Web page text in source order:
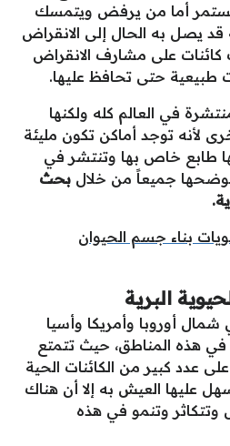
أما من يرفض ويتمسك
قد يصل به الحال إلى الانقراض
كائنات على مشارف الانقراض
حتى تحافظ عليها.
في العالم كله ولكنها
لأنه توجد أماكن تكون مليئة
طابع خاص بها وتنتشر في
جميعاً من خلال بحث
بناء جسم الحيوان
البرية
شمال أوروبا وأمريكا وأسيا
هذه المناطق، حيث تتمتع
عدد كبير من الكائنات الحية
عليها العيش به إلا أن هناك
وتنمو في هذه